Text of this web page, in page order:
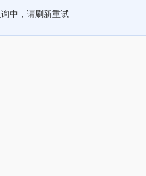
中，请刷新重试